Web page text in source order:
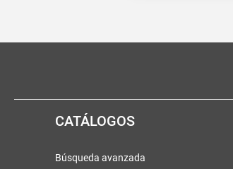
CATÁLOGOS
Búsqueda avanzada